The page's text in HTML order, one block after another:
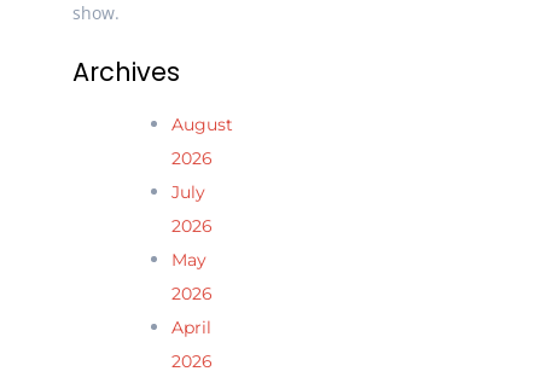
show.
Archives
August
2026
July
2026
May
2026
April
2026